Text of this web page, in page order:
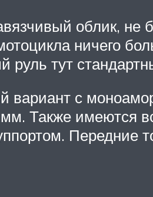
облик, не
ничего
тут
вариант с
Также имеются
Передние